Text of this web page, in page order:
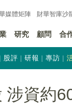
媒體矩陣 財華智庫沙
研究 顧問 合
股評 研報 專訪
涉資約